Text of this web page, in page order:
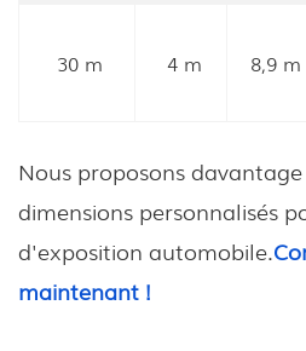
30 m 4 m 8,9 m
Nous proposons
dimensions personnalisés
d'exposition automobile.
maintenant !